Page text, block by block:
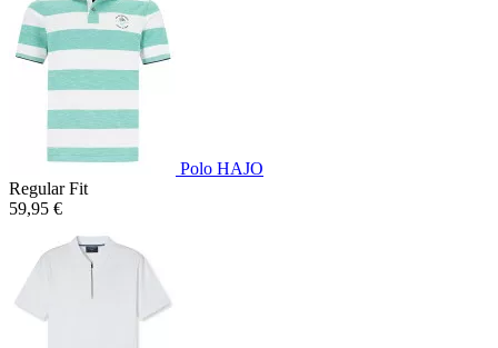
Polo HAJO
Regular Fit
59,95 €